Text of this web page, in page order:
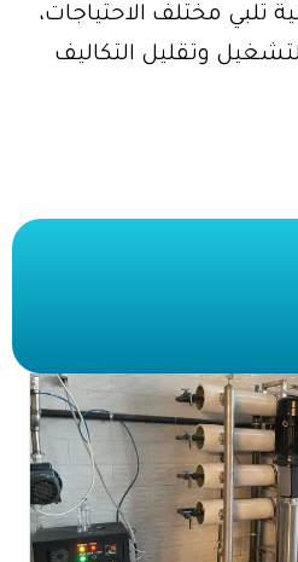
تلبي مختلف الاحتياجات،
وتقليل التكاليف